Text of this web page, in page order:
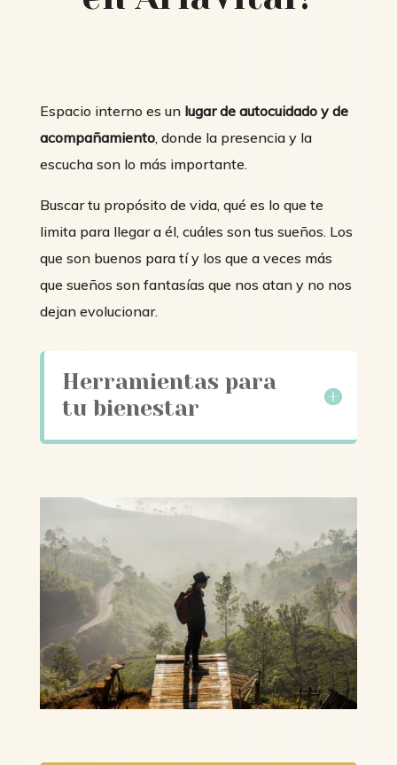
Espacio interno es un lugar de autocuidado y de
acompañamiento, donde la presencia y la
escucha son lo más importante.
Buscar tu propósito de vida, qué es lo que te
limita para llegar a él, cuáles son tus sueños. Los
que son buenos para tí y los que a veces más
que sueños son fantasías que nos atan y no nos
dejan evolucionar.
Herramientas para
tu bienestar